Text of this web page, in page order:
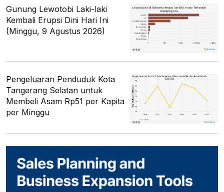
Gunung Lewotobi Laki-laki
Kembali Erupsi Dini Hari Ini
(Minggu, 9 Agustus 2026)
Pengeluaran Penduduk Kota
Tangerang Selatan untuk
Membeli Asam Rp51 per Kapita
per Minggu